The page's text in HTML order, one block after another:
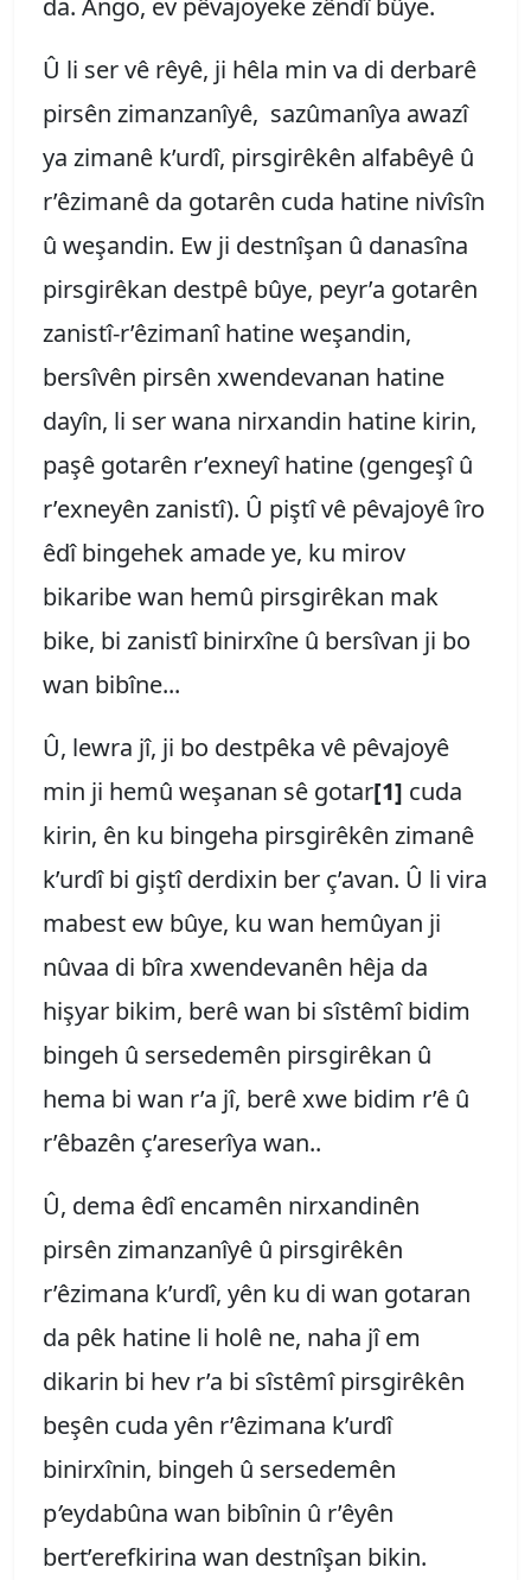
Û li ser vê rêyê, ji hêla min va di derbarê
pirsên zimanzanîyê, sazûmanîya awazî
ya zimanê k’urdî, pirsgirêkên alfabêyê û
r’êzimanê da gotarên cuda hatine nivîsîn
û weşandin. Ew ji destnîşan û danasîna
pirsgirêkan destpê bûye, peyr’a gotarên
zanistî-r’êzimanî hatine weşandin,
bersîvên pirsên xwendevanan hatine
dayîn, li ser wana nirxandin hatine kirin,
paşê gotarên r’exneyî hatine (gengeşî û
r’exneyên zanistî). Û piştî vê pêvajoyê îro
êdî bingehek amade ye, ku mirov
bikaribe wan hemû pirsgirêkan mak
bike, bi zanistî binirxîne û bersîvan ji bo
wan bibîne...
Û, lewra jî, ji bo destpêka vê pêvajoyê
min ji hemû weşanan sê gotar[1] cuda
kirin, ên ku bingeha pirsgirêkên zimanê
k’urdî bi giştî derdixin ber ç’avan. Û li vira
mabest ew bûye, ku wan hemûyan ji
nûvaa di bîra xwendevanên hêja da
hişyar bikim, berê wan bi sîstêmî bidim
bingeh û sersedemên pirsgirêkan û
hema bi wan r’a jî, berê xwe bidim r’ê û
r’êbazên ç’areserîya wan..
Û, dema êdî encamên nirxandinên
pirsên zimanzanîyê û pirsgirêkên
r’êzimana k’urdî, yên ku di wan gotaran
da pêk hatine li holê ne, naha jî em
dikarin bi hev r’a bi sîstêmî pirsgirêkên
beşên cuda yên r’êzimana k’urdî
binirxînin, bingeh û sersedemên
p’eydabûna wan bibînin û r’êyên
bert’erefkirina wan destnîşan bikin.